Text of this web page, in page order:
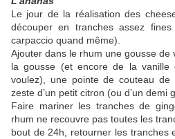
Le jour de la réalisation des
découper en tranches assez
carpaccio quand même).
Ajouter dans le rhum une gousse de
la gousse (et encore de la
voulez), une pointe de couteau
zeste d’un petit citron (ou d’un demi
Faire mariner les tranches de
rhum ne recouvre pas toutes les
bout de 24h, retourner les tranches